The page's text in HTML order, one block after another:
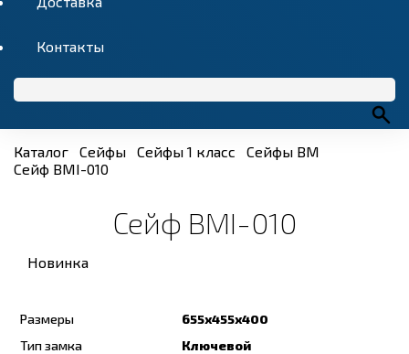
Контакты
Каталог Сейфы Сейфы 1 класс
Сейфы BM
Сейф BMI-010
Сейф BMI-010
Новинка
Размеры
655x455x400
Тип замка
Ключевой